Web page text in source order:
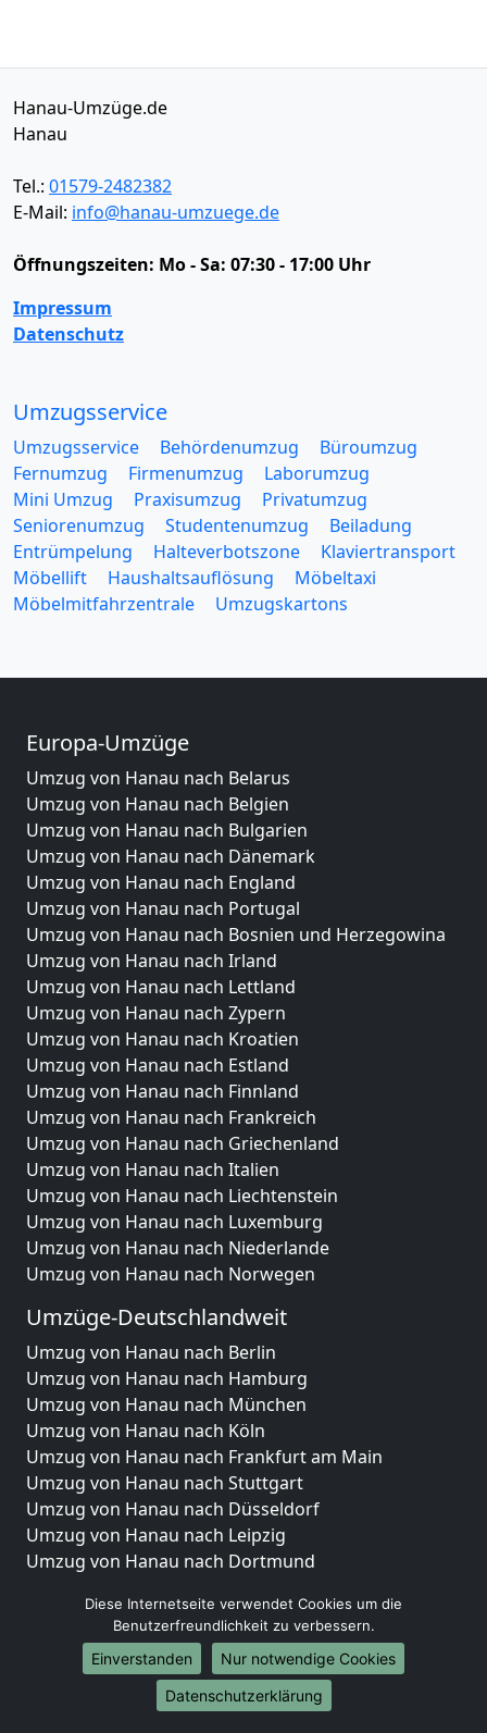
Hanau-Umzüge.de
Hanau
Tel.: 01579-2482382
E-Mail: info@hanau-umzuege.de
Öffnungszeiten: Mo - Sa: 07:30 - 17:00 Uhr
Impressum
Datenschutz
Umzugsservice
Umzugsservice Behördenumzug
Büroumzug
Fernumzug
Firmenumzug
Laborumzug
Mini Umzug
Praxisumzug
Privatumzug
Seniorenumzug
Studentenumzug
Beiladung
Entrümpelung
Halteverbotszone
Klaviertransport
Möbellift
Haushaltsauflösung
Möbeltaxi
Möbelmitfahrzentrale
Umzugskartons
Europa-Umzüge
Umzug von Hanau nach Belarus
Umzug von Hanau nach Belgien
Umzug von Hanau nach Bulgarien
Umzug von Hanau nach Dänemark
Umzug von Hanau nach England
Umzug von Hanau nach Portugal
Umzug von Hanau nach Bosnien und Herzegowina
Umzug von Hanau nach Irland
Umzug von Hanau nach Lettland
Umzug von Hanau nach Zypern
Umzug von Hanau nach Kroatien
Umzug von Hanau nach Estland
Umzug von Hanau nach Finnland
Umzug von Hanau nach Frankreich
Umzug von Hanau nach Griechenland
Umzug von Hanau nach Italien
Umzug von Hanau nach Liechtenstein
Umzug von Hanau nach Luxemburg
Umzug von Hanau nach Niederlande
Umzug von Hanau nach Norwegen
Umzüge-Deutschlandweit
Umzug von Hanau nach Berlin
Umzug von Hanau nach Hamburg
Umzug von Hanau nach München
Umzug von Hanau nach Köln
Umzug von Hanau nach Frankfurt am Main
Umzug von Hanau nach Stuttgart
Umzug von Hanau nach Düsseldorf
Umzug von Hanau nach Leipzig
Umzug von Hanau nach Dortmund
Umzug von Hanau nach Bremen
Umzug von Hanau nach Dresden
Umzug von Hanau nach Hannover
Umzug von Hanau nach Nürnberg
Umzug von Hanau nach Duisburg
Diese Internetseite verwendet Cookies um die
Benutzerfreundlichkeit zu verbessern.
Einverstanden
Nur notwendige Cookies
Datenschutzerklärung